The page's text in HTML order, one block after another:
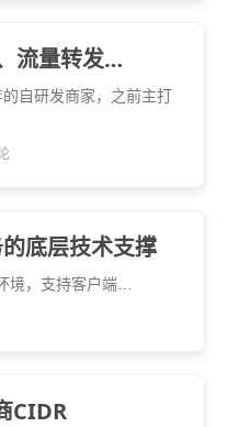
流量转发…
自研发商家，之前主打
底层技术支撑
境，支持客户端…
CIDR